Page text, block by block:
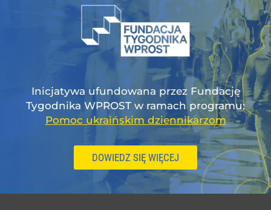
Inicjatywa ufundowana przez Fundację
Tygodnika WPROST w ramach programu:
Pomoc ukraińskim dziennikarzom
DOWIEDZ SIĘ WIĘCEJ